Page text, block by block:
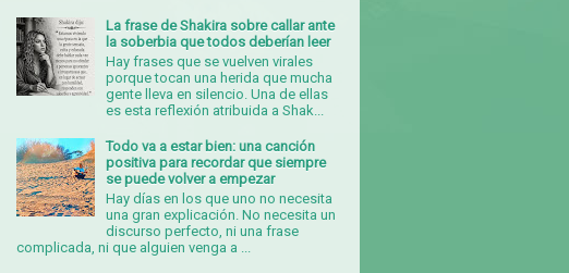
La frase de Shakira sobre callar ante
la soberbia que todos deberían leer
Hay frases que se vuelven virales
porque tocan una herida que mucha
gente lleva en silencio. Una de ellas
es esta reflexión atribuida a Shak...
Todo va a estar bien: una canción
positiva para recordar que siempre
se puede volver a empezar
Hay días en los que uno no necesita
una gran explicación. No necesita un
discurso perfecto, ni una frase
complicada, ni que alguien venga a ...